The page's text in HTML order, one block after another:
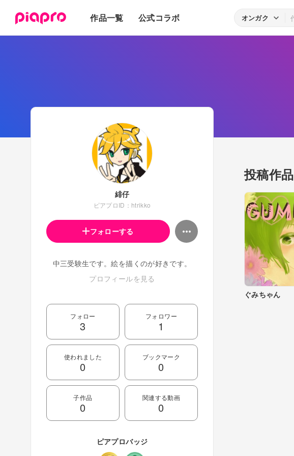
作品一覧
3Dモデル
公式コラボ オンガク
緋仔
ピアプロID：htrikko
フォローする
中三受験生です。絵を描くのが好きです。
プロフィールを見る
フォロー
3
フォロワー
1
使われました
0
ブックマーク
0
子作品
0
関連する動画
0
ピアプロバッジ
投稿作品
ぐみちゃん